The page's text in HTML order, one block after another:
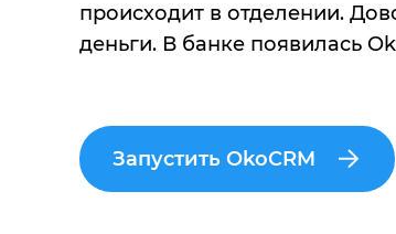
происходит в отделении.
деньги. В банке появилась
Запустить OkoCRM